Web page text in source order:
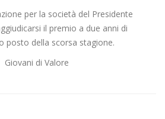
per la società del Presidente
il premio a due anni di
posto della scorsa stagione.